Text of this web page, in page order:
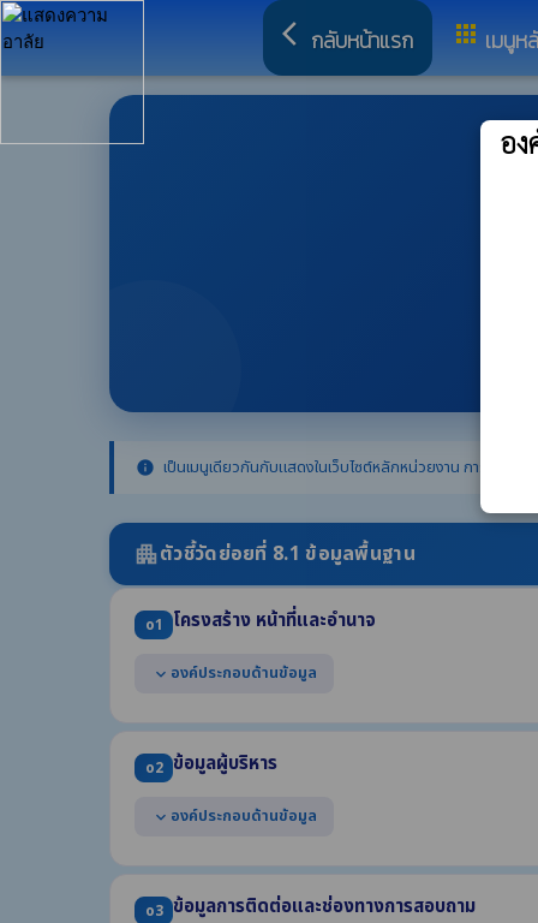
arrow_back_ios กลับหน้าแรก apps เมนูห
info เป็นเมนูเดียวกันกับแสดงในเว็บไซต์หลักหน่วยงาน การจัดเรีย
apartmentตัวชี้วัดย่อยที่ 8.1 ข้อมูลพื้นฐาน
o1 โครงสร้าง หน้าที่และอำนาจ
expand_more องค์ประกอบด้านข้อมูล
แสดงแผนผังโครงสร้างการแบ่งส่วนราชการของหน่วยงาน
แสดงตำแหน่งที่สำคัญและการแบ่งส่วนงานภายใน เช่น ส
แสดงข้อมูลเฉพาะที่อธิบายถึงหน้าที่และอำนาจของหน่วย
ฉบับ)
o2 ข้อมูลผู้บริหาร
expand_more องค์ประกอบด้านข้อมูล
แสดงข้อมูลของผู้บริหารสูงสุด และผู้ดำรงตำแหน่งทางก
(1) ชื่อ-นามสกุล ตำแหน่ง (2) รูปถ่าย (3) ช่องทางการติดต่อ
o3 ข้อมูลการติดต่อและช่องทางการสอบถาม
อ